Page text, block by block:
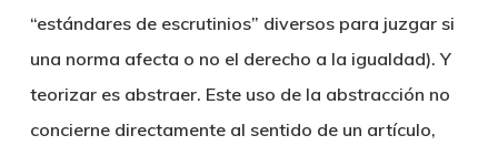
“estándares de escrutinios” diversos para juzgar si
una norma afecta o no el derecho a la igualdad). Y
teorizar es abstraer. Este uso de la abstracción no
concierne directamente al sentido de un artículo,